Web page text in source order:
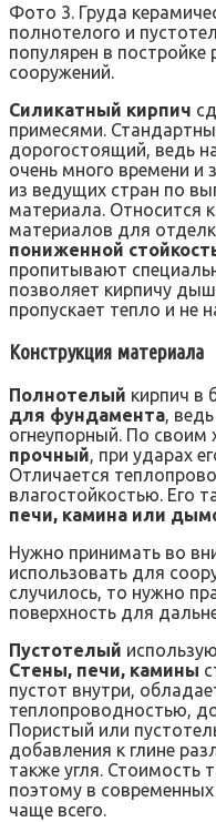
Фото 3. Груда
полнотелого и
популярен в
сооружений.
Силикатный кирпич
примесями.
дорогостоящий, ведь
очень много времени и
из ведущих стран по
материала. Относится к
материалов для
пониженной
пропитывают
позволяет кирпичу
пропускает тепло и не
Конструкция материала
Полнотелый кирпич в
для фундамента,
огнеупорный. По своим
прочный, при ударах
Отличается
влагостойкостью. Его
печи, камина или
Нужно принимать во
использовать для
случилось, то нужно
поверхность для
Пустотелый
Стены, печи, камины
пустот внутри,
теплопроводностью,
Пористый или
добавления к глине
также угля. Стоимость
поэтому в
чаще всего.